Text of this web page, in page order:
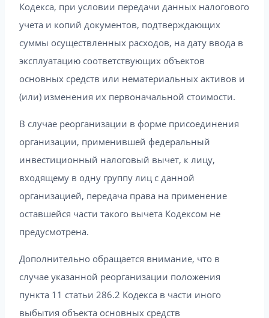
Кодекса, при условии передачи данных налогового
учета и копий документов, подтверждающих
суммы осуществленных расходов, на дату ввода в
эксплуатацию соответствующих объектов
основных средств или нематериальных активов и
(или) изменения их первоначальной стоимости.
В случае реорганизации в форме присоединения
организации, применившей федеральный
инвестиционный налоговый вычет, к лицу,
входящему в одну группу лиц с данной
организацией, передача права на применение
оставшейся части такого вычета Кодексом не
предусмотрена.
Дополнительно обращается внимание, что в
случае указанной реорганизации положения
пункта 11 статьи 286.2 Кодекса в части иного
выбытия объекта основных средств